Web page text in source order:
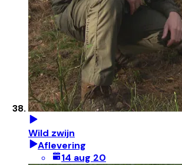
Wild zwijn
Aflevering
14 aug 20